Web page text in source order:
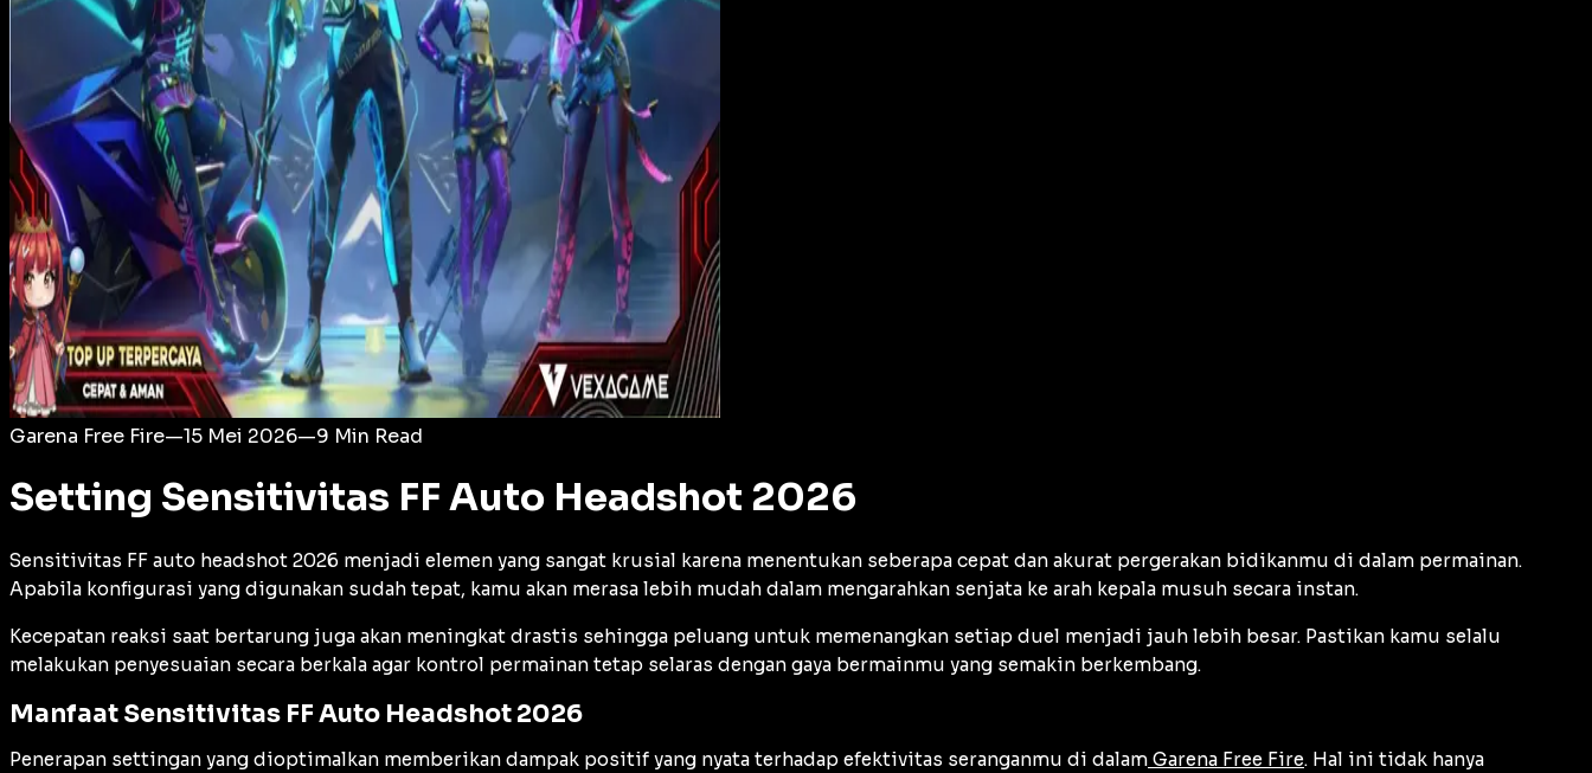
Login
Garena Free Fire—15 Mei 2026—9 Min Read
Setting Sensitivitas FF Auto Headshot 2026
Sensitivitas FF auto headshot 2026 menjadi elemen yang sangat krusial karena menentukan seberapa cepat dan akurat pergerakan bidikanmu di dalam permainan.
Apabila konfigurasi yang digunakan sudah tepat, kamu akan merasa lebih mudah dalam mengarahkan senjata ke arah kepala musuh secara instan.
Kecepatan reaksi saat bertarung juga akan meningkat drastis sehingga peluang untuk memenangkan setiap duel menjadi jauh lebih besar. Pastikan kamu selalu
melakukan penyesuaian secara berkala agar kontrol permainan tetap selaras dengan gaya bermainmu yang semakin berkembang.
Manfaat Sensitivitas FF Auto Headshot 2026
Penerapan settingan yang dioptimalkan memberikan dampak positif yang nyata terhadap efektivitas seranganmu di dalam Garena Free Fire. Hal ini tidak hanya